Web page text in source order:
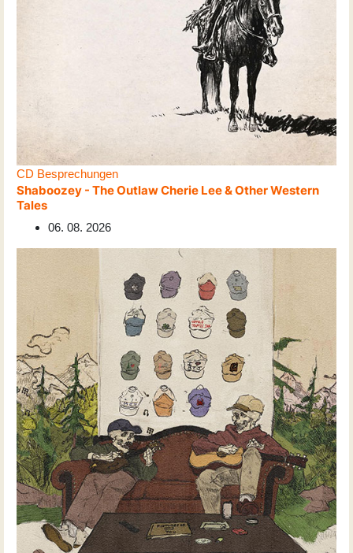
CD Besprechungen
Shaboozey - The Outlaw Cherie Lee & Other Western
Tales
06. 08. 2026